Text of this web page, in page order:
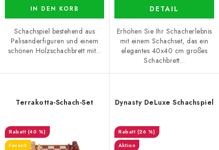
IN DEN KORB
Schachspiel bestehend aus
Palisanderfiguren und einem
schönen Holzschachbrett mit...
DETAIL
Erhöhen Sie Ihr Schacherlebnis
mit einem Schachset, das ein
elegantes 40x40 cm großes
Schachbrett...
Terrakotta-Schach-Set
(40 %)
Favorit
Dynasty DeLuxe Schachspiel
(26 %)
Aktion